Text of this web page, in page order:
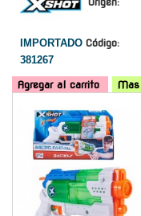
IMPORTADO Código:
381267
Agregar al carrito Mas